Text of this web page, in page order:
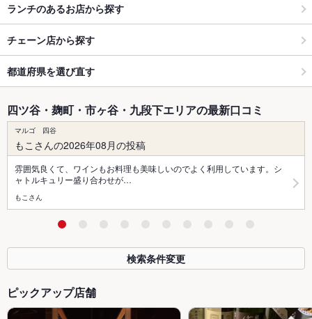
ランチのあるお店から探す
チェーン店から探す
都道府県を選び直す
四ツ谷・麹町・市ヶ谷・九段下エリアの最新口コミ
マルゴ 四谷
もこさんの2026年08月の投稿
雰囲気良くて、ワインもお料理も美味しいのでよく利用しています。シ
ャトルキュリー盛り合わせが…
もこさん
検索条件変更
ピックアップ店舗